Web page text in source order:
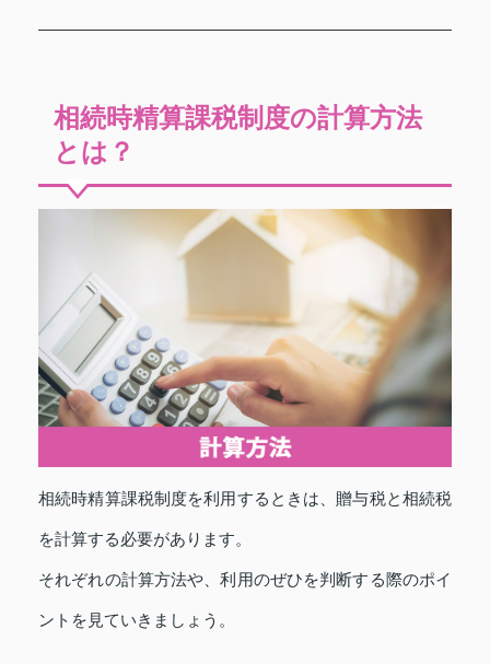
相続時精算課税制度の計算方法
とは？
相続時精算課税制度を利用するときは、贈与税と相続税
を計算する必要があります。
それぞれの計算方法や、利用のぜひを判断する際のポイ
ントを見ていきましょう。